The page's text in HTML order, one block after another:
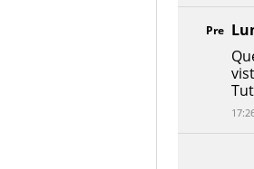
Pre